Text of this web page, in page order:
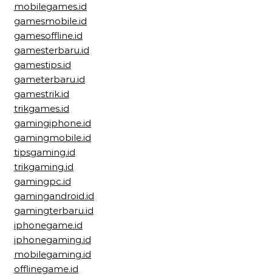
mobilegames.id
gamesmobile.id
gamesoffline.id
gamesterbaru.id
gamestips.id
gameterbaru.id
gamestrik.id
trikgames.id
gamingiphone.id
gamingmobile.id
tipsgaming.id
trikgaming.id
gamingpc.id
gamingandroid.id
gamingterbaru.id
iphonegame.id
iphonegaming.id
mobilegaming.id
offlinegame.id